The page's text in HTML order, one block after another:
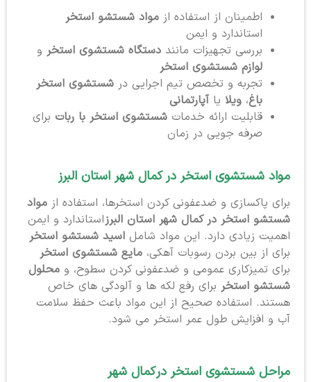
اطمینان از استفاده از مواد شستشو استخر
استاندارد و ایمن
بررسی تجهیزات مانند دستگاه شستشوی استخرو
لوازم شستشوی استخر
تجربه و تخصص تیم اجرایی در شستشوی استخر
باغ، ویلایا آپارتمانی
قابلیت ارائه خدمات شستشوی استخر با رباتبرای
صرفه جویی در زمان
مواد شستشوی استخر در کمال شهر استان البرز
برای پاکسازی و ضدعفونی کردن استخرها، استفاده از مواد
شستشو استخر در کمال شهر استان البرزاستاندارد و ایمن
اهمیت زیادی دارد. این مواد شامل اسید شستشو استخر
برای از بین بردن رسوبات آهکی، مایع شستشوی استخر
برای تمیزکاری عمومی و ضدعفونی کردن سطوح، و محلول
شستشو استخربرای رفع لکه ها و آلودگی های خاص
هستند. استفاده صحیح از این مواد باعث حفظ سلامت
آب و افزایش طول عمر استخر می شود.
مراحل شستشوی استخر درکمال شهر